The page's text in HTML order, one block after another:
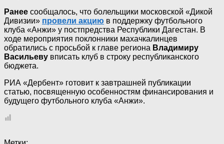
Ранее сообщалось, что болельщики московской «Дикой
Дивизии» провели акцию в поддержку футбольного
клуба «Анжи» у постпредства Республики Дагестан. В
ходе мероприятия поклонники махачкалинцев
обратились с просьбой к главе региона Владимиру
Васильеву вписать клуб в строку республиканского
бюджета.
РИА «Дербент» готовит к завтрашней публикации
статью, посвященную особенностям финансирования и
будущего футбольного клуба «Анжи».